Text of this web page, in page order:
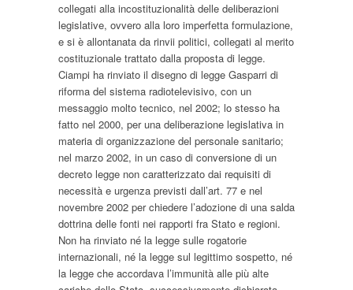
collegati alla incostituzionalità delle deliberazioni
legislative, ovvero alla loro imperfetta formulazione,
e si è allontanata da rinvii politici, collegati al merito
costituzionale trattato dalla proposta di legge.
Ciampi ha rinviato il disegno di legge Gasparri di
riforma del sistema radiotelevisivo, con un
messaggio molto tecnico, nel 2002; lo stesso ha
fatto nel 2000, per una deliberazione legislativa in
materia di organizzazione del personale sanitario;
nel marzo 2002, in un caso di conversione di un
decreto legge non caratterizzato dai requisiti di
necessità e urgenza previsti dall’art. 77 e nel
novembre 2002 per chiedere l’adozione di una salda
dottrina delle fonti nei rapporti fra Stato e regioni.
Non ha rinviato né la legge sulle rogatorie
internazionali, né la legge sul legittimo sospetto, né
la legge che accordava l’immunità alle più alte